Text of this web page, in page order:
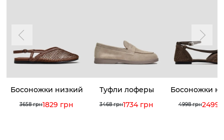
Босоножки низкий
3658 грн1829 грн
Туфли лоферы
3468 грн1734 грн
Босоножки
4998 грн2499